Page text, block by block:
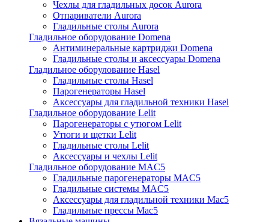
Чехлы для гладильных досок Aurora
Отпариватели Aurora
Гладильные столы Aurora
Гладильное оборудование Domena
Антиминеральные картриджи Domena
Гладильные столы и аксессуары Domena
Гладильное оборулование Hasel
Гладильные столы Hasel
Парогенераторы Hasel
Аксессуары для гладильной техники Hasel
Гладильное оборудование Lelit
Парогенераторы с утюгом Lelit
Утюги и щетки Lelit
Гладильные столы Lelit
Аксессуары и чехлы Lelit
Гладильное оборудование MAC5
Гладильные парогенераторы MAC5
Гладильные системы MAC5
Аксессуары для гладильной техники Mac5
Гладильные прессы Mac5